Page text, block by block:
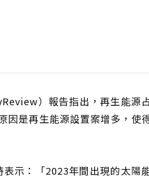
）報告指出，再生能源
因是再生能源設置案增多，使
示：「2023年間出現的太陽